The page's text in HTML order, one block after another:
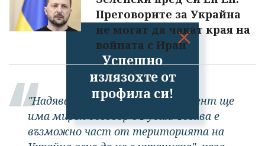
Успешно
излязохте от
профила си!
Преговорите за Украйна
не могат да чакат края на
войната с Иран
"Надяваме се, че в някакъв момент ще
има мирен договор с Русия. Тогава е
възможно част от територията на